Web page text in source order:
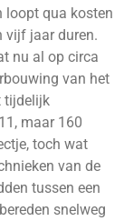
loopt qua kosten
vijf jaar duren.
nu al op circa
van het
tijdelijk
maar 160
toch wat
van de
tussen een
snelweg